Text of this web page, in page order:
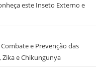
este Inseto Externo e
e Prevenção das
Zika e Chikungunya